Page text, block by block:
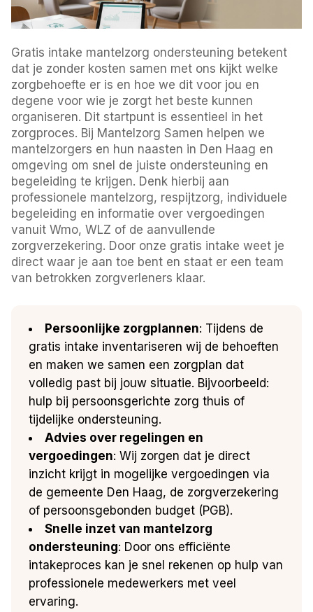
Gratis intake mantelzorg ondersteuning betekent
dat je zonder kosten samen met ons kijkt welke
zorgbehoefte er is en hoe we dit voor jou en
degene voor wie je zorgt het beste kunnen
organiseren. Dit startpunt is essentieel in het
zorgproces. Bij Mantelzorg Samen helpen we
mantelzorgers en hun naasten in Den Haag en
omgeving om snel de juiste ondersteuning en
begeleiding te krijgen. Denk hierbij aan
professionele mantelzorg, respijtzorg, individuele
begeleiding en informatie over vergoedingen
vanuit Wmo, WLZ of de aanvullende
zorgverzekering. Door onze gratis intake weet je
direct waar je aan toe bent en staat er een team
van betrokken zorgverleners klaar.
Persoonlijke zorgplannen: Tijdens de
gratis intake inventariseren wij de behoeften
en maken we samen een zorgplan dat
volledig past bij jouw situatie. Bijvoorbeeld:
hulp bij persoonsgerichte zorg thuis of
tijdelijke ondersteuning.
Advies over regelingen en
vergoedingen: Wij zorgen dat je direct
inzicht krijgt in mogelijke vergoedingen via
de gemeente Den Haag, de zorgverzekering
of persoonsgebonden budget (PGB).
Snelle inzet van mantelzorg
ondersteuning: Door ons efficiënte
intakeproces kan je snel rekenen op hulp van
professionele medewerkers met veel
ervaring.